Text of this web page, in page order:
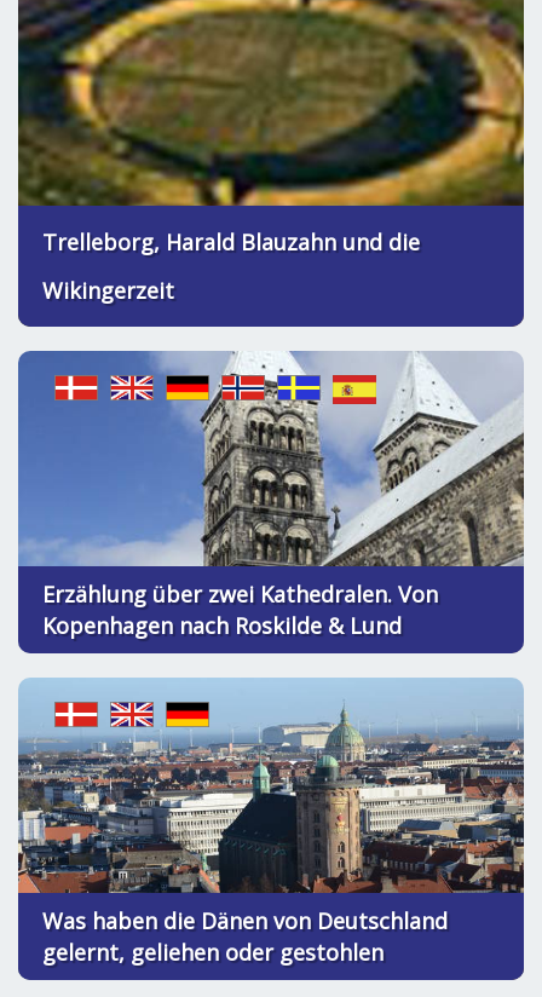
Trelleborg, Harald Blauzahn und die
Wikingerzeit
Erzählung über zwei Kathedralen. Von
Kopenhagen nach Roskilde & Lund
Was haben die Dänen von Deutschland
gelernt, geliehen oder gestohlen